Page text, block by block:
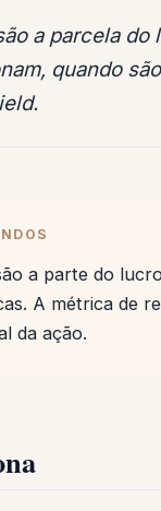
a parcela do
quando
a parte do
A métrica de
da ação.